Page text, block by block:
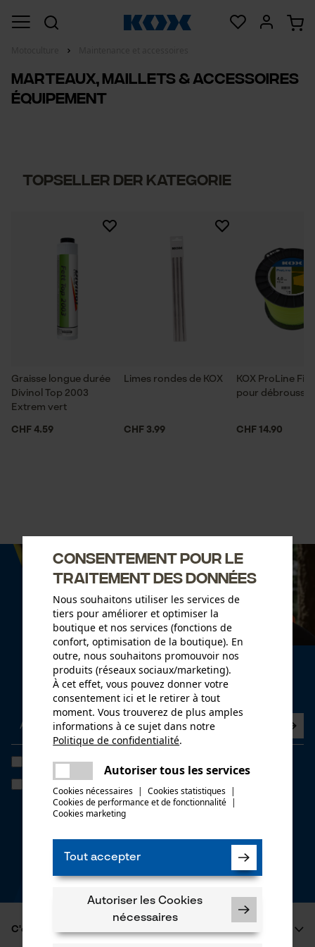
Marteaux, maillets & accessoires
équipement
Topseller der Kategorie
Graisse longue durée
Divinol Top 2003
Extrem vert
CHF 4.59
Limes rondes de KOX
CHF 3.99
KOX ProLine Fil
pour
CHF 14.90
Newsletter
Abonnez-vous maintenant à la newsletter
J'ai lu lapolitique de confidentialité
Si vous acceptez le tracking personnalisé, nous pourrons vous faire
parvenir des offres promotionnelles personnalisées dans notre
newsletter. Vos coordonnées ne seront pas transmises à des tiers.
Vous pourrez retirer votre consentement à tout moment sur simple
* Champs obligatoires
C'est KOX
Consentement pour le
traitement des données
Nous souhaitons utiliser les services de
tiers pour améliorer et optimiser la
boutique et nos services (fonctions de
confort, optimisation de la boutique). En
outre, nous souhaitons promouvoir nos
produits (réseaux sociaux/marketing).
À cet effet, vous pouvez donner votre
consentement ici et le retirer à tout
moment. Vous trouverez de plus amples
informations à ce sujet dans notre
Politique de confidentialité.
Autoriser tous les services
Cookies nécessaires | Cookies statistiques |
Cookies de performance et de fonctionnalité |
Cookies marketing
Tout accepter
Autoriser les Cookies
nécessaires
Une erreur s'est produite. Veuillez
essayer encore.
partager
partager
mail